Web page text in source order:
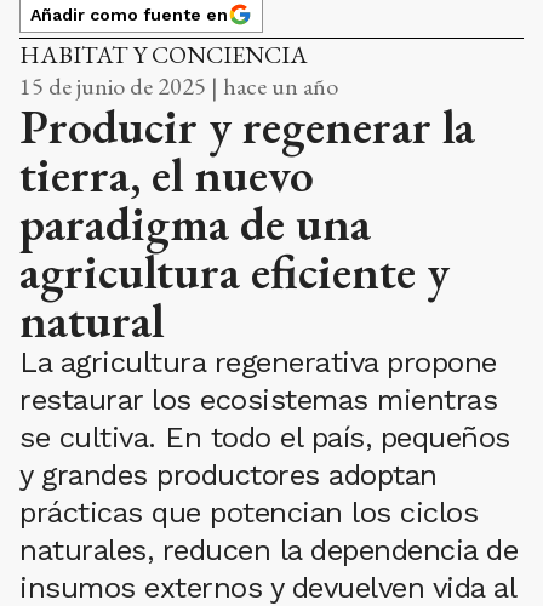
Añadir como fuente en
HABITAT Y CONCIENCIA
15 de junio de 2025 | hace un año
Producir y regenerar la
tierra, el nuevo
paradigma de una
agricultura eficiente y
natural
La agricultura regenerativa propone
restaurar los ecosistemas mientras
se cultiva. En todo el país, pequeños
y grandes productores adoptan
prácticas que potencian los ciclos
naturales, reducen la dependencia de
insumos externos y devuelven vida al